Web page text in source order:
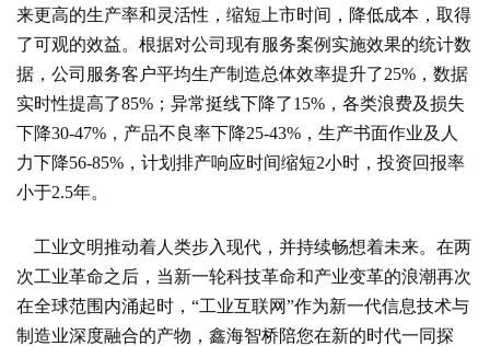
来更高的生产率和灵活性，缩短上市时间，降低成本，取得
了可观的效益。根据对公司现有服务案例实施效果的统计数
据，公司服务客户平均生产制造总体效率提升了25%，数据
实时性提高了85%；异常挺线下降了15%，各类浪费及损失
下降30-47%，产品不良率下降25-43%，生产书面作业及人
力下降56-85%，计划排产响应时间缩短2小时，投资回报率
小于2.5年。
工业文明推动着人类步入现代，并持续畅想着未来。在两
次工业革命之后，当新一轮科技革命和产业变革的浪潮再次
在全球范围内涌起时，“工业互联网”作为新一代信息技术与
制造业深度融合的产物，鑫海智桥陪您在新的时代一同探